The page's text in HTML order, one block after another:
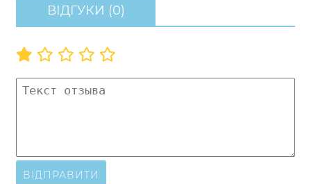
ВІДГУКИ (0)
ВІДПРАВИТИ